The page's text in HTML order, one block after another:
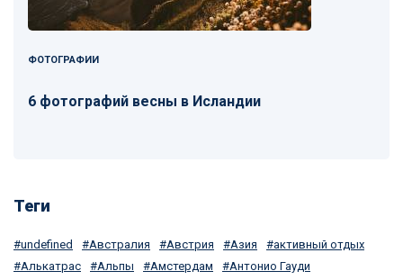
ФОТОГРАФИИ
6 фотографий весны в Исландии
Теги
undefined Австралия Австрия Азия
активный отдых
Алькатрас
Альпы Амстердам
Антонио Гауди